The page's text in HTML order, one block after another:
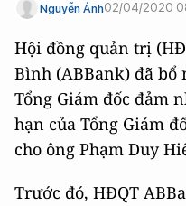
Nguyễn Ánh02/04/2020
Hội đồng quản trị
Bình (ABBank) đã bổ
Tổng Giám đốc đảm
hạn của Tổng Giám
cho ông Phạm Duy
Trước đó, HĐQT